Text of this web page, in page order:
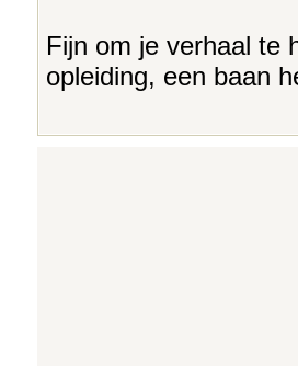
Fijn om je verhaal te
opleiding, een baan